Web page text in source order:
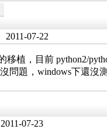
2011-07-22
移植，目前 python2/
問題，windows下還沒
2011-07-23